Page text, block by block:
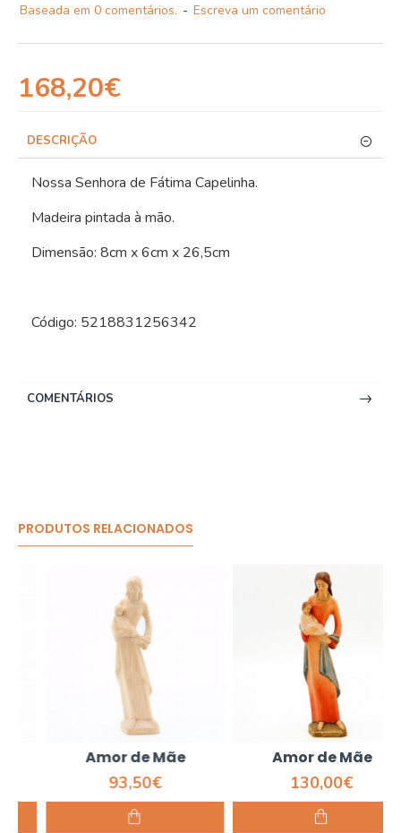
Baseada em 0 comentários. - Escreva um comentário
168,20€
DESCRIÇÃO
Nossa Senhora de Fátima Capelinha.
Madeira pintada à mão.
Dimensão: 8cm x 6cm x 26,5cm
Código: 5218831256342
COMENTÁRIOS
PRODUTOS RELACIONADOS
Amor de Mãe
93,50€
Amor de Mãe
130,00€